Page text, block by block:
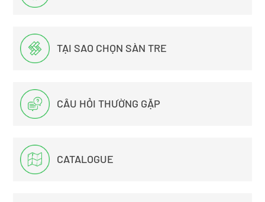
TẠI SAO CHỌN SÀN TRE
CÂU HỎI THƯỜNG GẶP
CATALOGUE